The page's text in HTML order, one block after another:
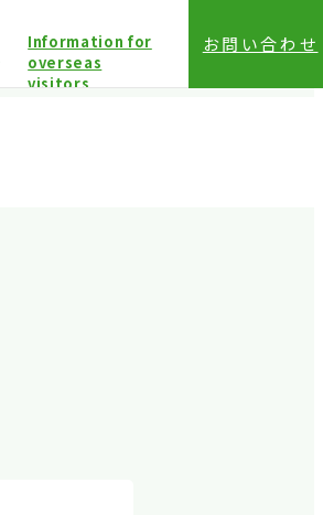
Information for
overseas
visitors
お問い合わせ